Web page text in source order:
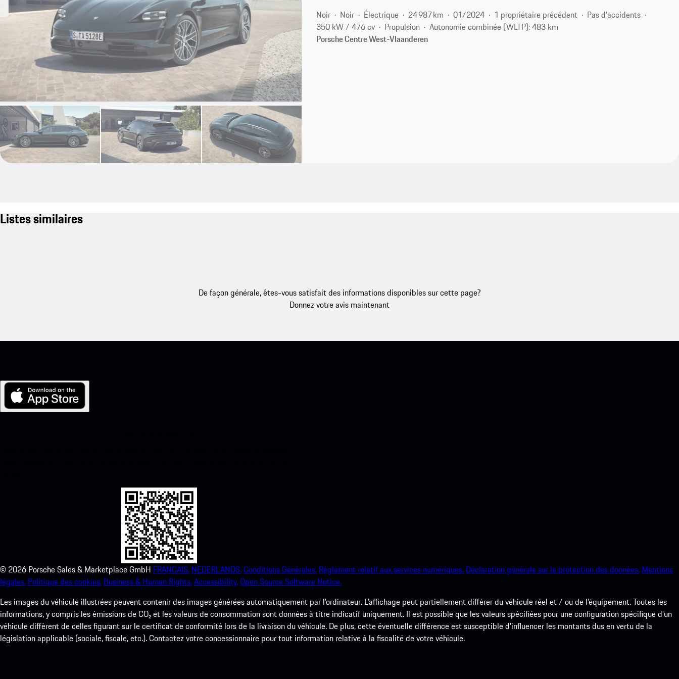
Noir Noir Électrique 24 987 km 01/2024 1 propriétaire précédent
Pas d'accidents
350 kW / 476 cv
Propulsion
Autonomie combinée (WLTP): 483 km
Porsche Centre West-Vlaanderen
Listes similaires
De façon générale, êtes-vous satisfait des informations disponibles sur cette page?
Donnez votre avis maintenant
© 2026 Porsche Sales & Marketplace GmbH FRANCAIS. NEDERLANDS.Conditions Générales. Règlement relatif aux services numériques. Déclaration générale sur la protection des données. Mentions
légales. Politique des cookies. Business & Human Rights.Accessibility.Open Source Software Notice.
Les images du véhicule illustrées peuvent contenir des images générées automatiquement par l’ordinateur. L’affichage peut partiellement différer du véhicule réel et / ou de l’équipement. Toutes les
informations, y compris les émissions de CO₂ et les valeurs de consommation sont données à titre indicatif uniquement. Il est possible que les valeurs spécifiées pour une configuration spécifique d'un
véhicule diffèrent de celles figurant sur le certificat de conformité lors de la livraison du véhicule. De plus, cette éventuelle différence est susceptible d’influencer les montants dus en vertu de la
législation applicable (sociale, fiscale, etc.). Contactez votre concessionnaire pour tout information relative à la fiscalité de votre véhicule.